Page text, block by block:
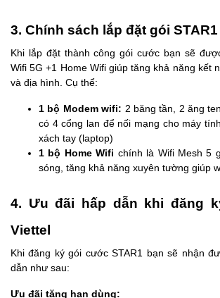
3. Chính sách lắp đặt gói STAR1
Khi lắp đặt thành công gói cước bạn sẽ
Wifi 5G +1 Home Wifi giúp tăng khả năng kết
và địa hình. Cụ thể:
1 bộ Modem wifi: 2 băng tần, 2 ăng
có 4 cổng lan để nối mạng cho máy
xách tay (laptop)
1 bộ Home Wifi chính là Wifi Mesh 5
sóng, tăng khả năng xuyên tường giúp
4. Ưu đãi hấp dẫn khi đăng
Viettel
Khi đăng ký gói cước STAR1 bạn sẽ nhận
dẫn như sau:
Ưu đãi tăng hạn dùng: